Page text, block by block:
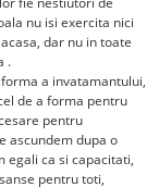
nu isi exercita nici
dar nu in toate
.
a invatamantului,
de a forma pentru
pentru
ascundem dupa o
egali ca si capacitati,
pentru toti,